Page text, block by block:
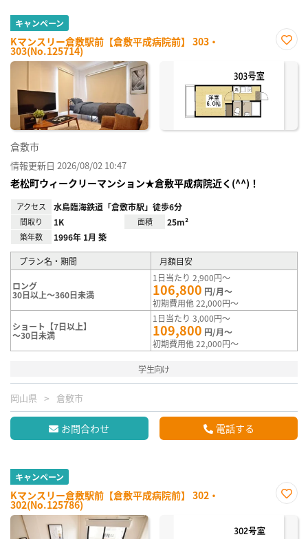
キャンペーン
Kマンスリー倉敷駅前【倉敷平成病院前】 303・
303(No.125714)
に入
倉敷市
情報更新日 2026/08/02 10:47
老松町ウィークリーマンション★倉敷平成病院近く(^^)！
アクセス 水島臨海鉄道「倉敷市駅」徒歩6分
間取り 1K 面積 25m²
築年数 1996年 1月 築
プラン名・期間 月額目安
ロング
30日以上～360日未満
1日当たり 2,900円～
106,800 円/月～
初期費用他 22,000円～
ショート【7日以上】
～30日未満
1日当たり 3,000円～
109,800 円/月～
初期費用他 22,000円～
学生向け
岡山県 倉敷市
お問合わせ 電話する
キャンペーン
Kマンスリー倉敷駅前【倉敷平成病院前】 302・
302(No.125786)
に入